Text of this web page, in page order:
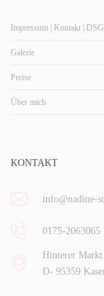
Impressum | Kontakt |
Galerie
Preise
Über mich
KONTAKT
info@nadine-
0175-2063065
Hinterer Markt
D- 95359